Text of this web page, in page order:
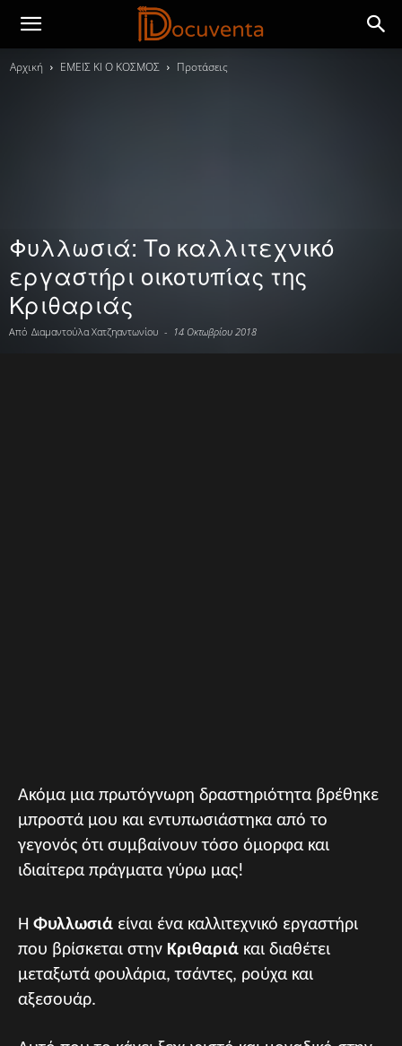
Αρχική ΕΜΕΙΣ ΚΙ Ο ΚΟΣΜΟΣ Προτάσεις
Φυλλωσιά: Το καλλιτεχνικό
εργαστήρι οικοτυπίας της
Κριθαριάς
Από Διαμαντούλα Χατζηαντωνίου - 14 Οκτωβρίου 2018
Ακόμα μια πρωτόγνωρη δραστηριότητα βρέθηκε
μπροστά μου και εντυπωσιάστηκα από το
γεγονός ότι συμβαίνουν τόσο όμορφα και
ιδιαίτερα πράγματα γύρω μας!
Η Φυλλωσιά είναι ένα καλλιτεχνικό εργαστήρι
που βρίσκεται στην Κριθαριά και διαθέτει
μεταξωτά φουλάρια, τσάντες, ρούχα και
αξεσουάρ.